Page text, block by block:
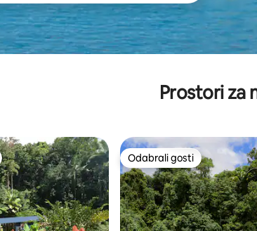
Prostori za
s oznakom „Odabrali gosti”
Odabrali gosti
Odabrali gosti